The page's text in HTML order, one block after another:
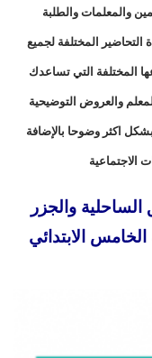
والمعلمات والطلبة
التحاضير المختلفة لجميع
المختلفة التي تساعدك
والعروض التوضيحية
اكثر وضوحا بالإضافة
الاجتماعية
والجزر
الابتدائي